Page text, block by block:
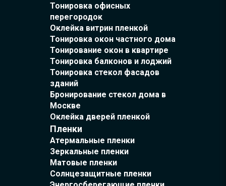
Тонировка офисных
перегородок
Оклейка витрин пленкой
Тонировка окон частного дома
Тонирование окон в квартире
Тонировка балконов и лоджий
Тонировка стекол фасадов
зданий
Бронирование стекол дома в
Москве
Оклейка дверей пленкой
Пленки
Атермальные пленки
Зеркальные пленки
Матовые пленки
Солнцезащитные пленки